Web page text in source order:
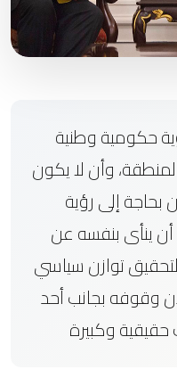
حكومية وطنية
وأن لا يكون
بحاجة إلى رؤية
أن ينأى بنفسه عن
لتحقيق توازن سياسي
وقوفه بجانب أحد
وكبيرة